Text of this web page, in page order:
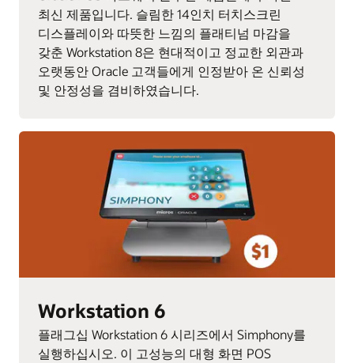
최신 제품입니다. 슬림한 14인치 터치스크린
디스플레이와 따뜻한 느낌의 플래티넘 마감을
갖춘 Workstation 8은 현대적이고 정교한 외관과
오랫동안 Oracle 고객들에게 인정받아 온 신뢰성
및 안정성을 겸비하였습니다.
Workstation 6
플래그십 Workstation 6 시리즈에서 Simphony를
실행하십시오. 이 고성능의 대형 화면 POS